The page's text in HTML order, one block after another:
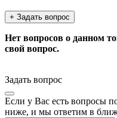
+ Задать вопрос
Нет вопросов о данном
свой вопрос.
Задать вопрос
Если у Вас есть вопросы
ниже, и мы ответим в